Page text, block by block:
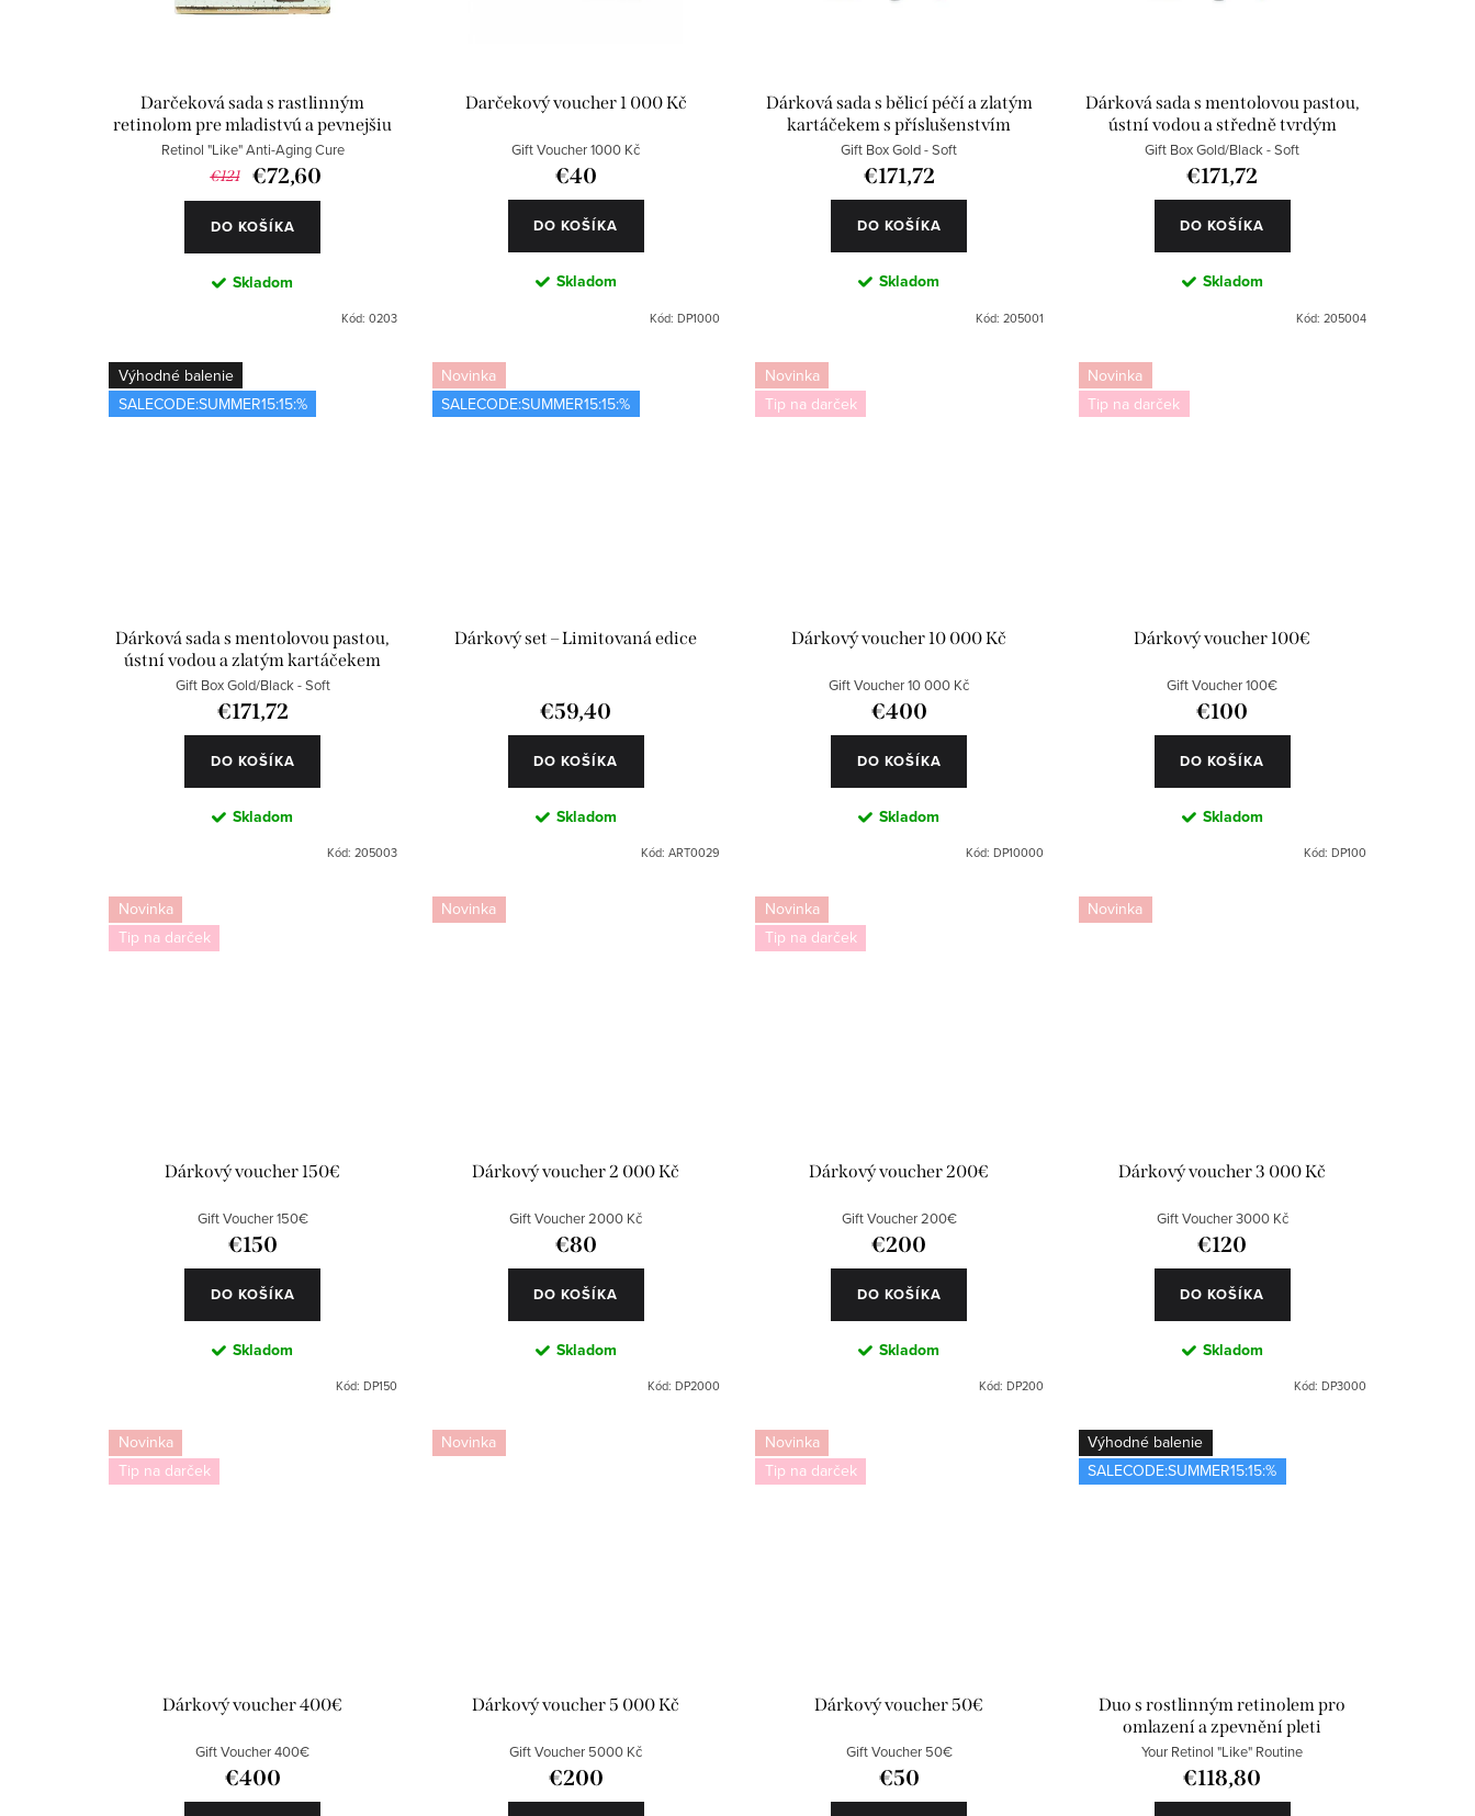
o
Darčeková sada s rastlinným
retinolom pre mladistvú a pevnejšiu
pleť
Retinol "Like" Anti-Aging Cure
€121 €72,60
DO KOŠÍKA
Skladom
Kód: 0203
Darčekový voucher 1 000 Kč
Gift Voucher 1000 Kč
€40
DO KOŠÍKA
Skladom
Kód: DP1000
Dárková sada s bělicí péčí a zlatým
kartáčekem s příslušenstvím
Gift Box Gold - Soft
€171,72
DO KOŠÍKA
Skladom
Kód: 205001
Dárková sada s mentolovou pastou,
ústní vodou a středně tvrdým
kartáčkem
Gift Box Gold/Black - Soft
€171,72
DO KOŠÍKA
Skladom
Kód: 205004
Výhodné balenie
SALECODE:SUMMER15:15:%
Dárková sada s mentolovou pastou,
ústní vodou a zlatým kartáčekem
Gift Box Gold/Black - Soft
€171,72
DO KOŠÍKA
Skladom
Kód: 205003
Novinka
SALECODE:SUMMER15:15:%
Dárkový set – Limitovaná edice
€59,40
DO KOŠÍKA
Skladom
Kód: ART0029
Novinka
Tip na darček
Dárkový voucher 10 000 Kč
Gift Voucher 10 000 Kč
€400
DO KOŠÍKA
Skladom
Kód: DP10000
Novinka
Tip na darček
Dárkový voucher 100€
Gift Voucher 100€
€100
DO KOŠÍKA
Skladom
Kód: DP100
Novinka
Tip na darček
Dárkový voucher 150€
Gift Voucher 150€
€150
DO KOŠÍKA
Skladom
Kód: DP150
Novinka
Dárkový voucher 2 000 Kč
Gift Voucher 2000 Kč
€80
DO KOŠÍKA
Skladom
Kód: DP2000
Novinka
Tip na darček
Dárkový voucher 200€
Gift Voucher 200€
€200
DO KOŠÍKA
Skladom
Kód: DP200
Novinka
Dárkový voucher 3 000 Kč
Gift Voucher 3000 Kč
€120
DO KOŠÍKA
Skladom
Kód: DP3000
Novinka
Tip na darček
Dárkový voucher 400€
Gift Voucher 400€
€400
Novinka
Dárkový voucher 5 000 Kč
Gift Voucher 5000 Kč
€200
Novinka
Tip na darček
Dárkový voucher 50€
Gift Voucher 50€
€50
Výhodné balenie
SALECODE:SUMMER15:15:%
Duo s rostlinným retinolem pro
omlazení a zpevnění pleti
Your Retinol "Like" Routine
€118,80